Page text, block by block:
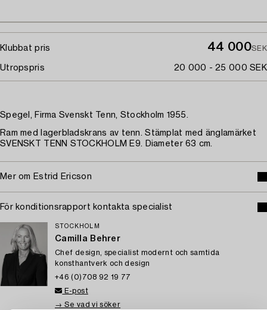
Klubbat pris 44 000SEK
Utropspris 20 000 - 25 000 SEK
Spegel, Firma Svenskt Tenn, Stockholm 1955.
Ram med lagerbladskrans av tenn. Stämplat med änglamärket
SVENSKT TENN STOCKHOLM E9. Diameter 63 cm.
Mer om Estrid Ericson
För konditionsrapport kontakta specialist
STOCKHOLM
Camilla Behrer
Chef design, specialist modernt och samtida
konsthantverk och design
+46 (0)708 92 19 77
E-post
→ Se vad vi söker